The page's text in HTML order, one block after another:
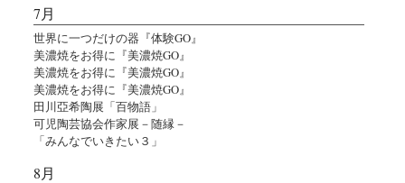
7月
世界に一つだけの器『体験GO』
美濃焼をお得に『美濃焼GO』
美濃焼をお得に『美濃焼GO』
美濃焼をお得に『美濃焼GO』
田川亞希陶展「百物語」
可児陶芸協会作家展－随縁－
「みんなでいきたい３」
8月